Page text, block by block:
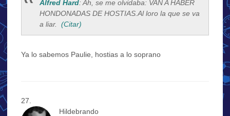
Alfred Hard: Ah, se me olvidaba: VAN A HABER
HONDONADAS DE HOSTIAS.Al loro la que se va
a liar. (Citar)
Ya lo sabemos Paulie, hostias a lo soprano
Hildebrando